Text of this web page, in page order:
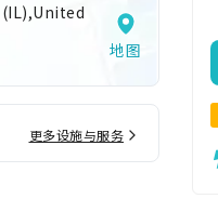
地图
更多设施与服务